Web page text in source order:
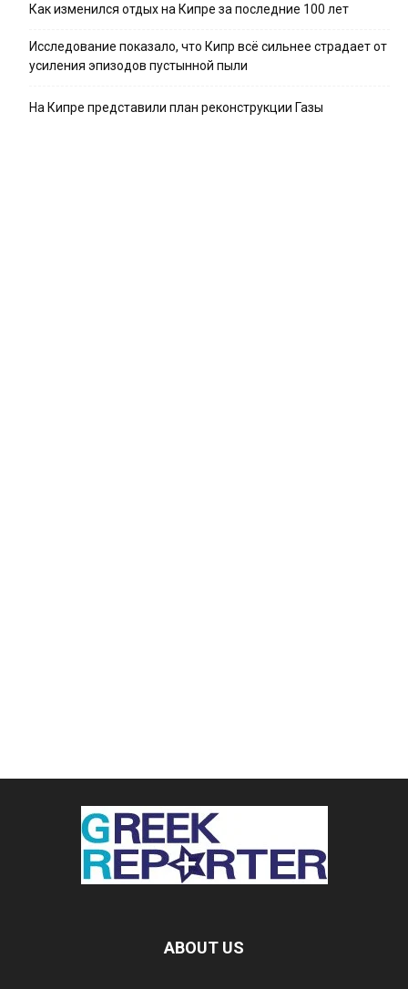
Как изменился отдых на Кипре за последние 100 лет
Исследование показало, что Кипр всё сильнее страдает от
усиления эпизодов пустынной пыли
На Кипре представили план реконструкции Газы
ABOUT US